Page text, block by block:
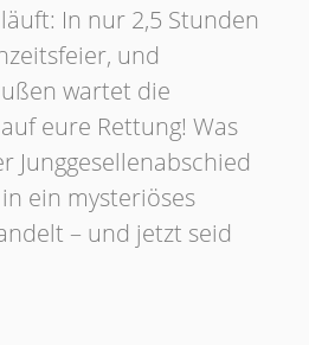
In nur 2,5 Stunden
und
wartet die
eure Rettung! Was
Junggesellenabschied
ein mysteriöses
– und jetzt seid